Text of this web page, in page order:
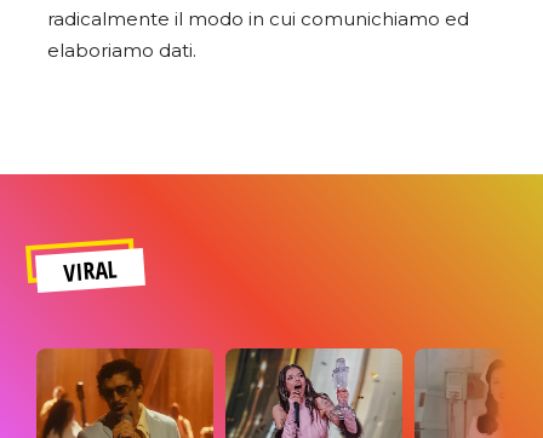
radicalmente il modo in cui comunichiamo ed
elaboriamo dati.
VIRAL